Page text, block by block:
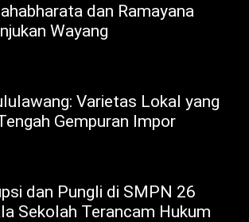
dan Ramayana
Wayang
Varietas Lokal yang
Gempuran Impor
dan Pungli di SMPN 26
Sekolah Terancam Hukum